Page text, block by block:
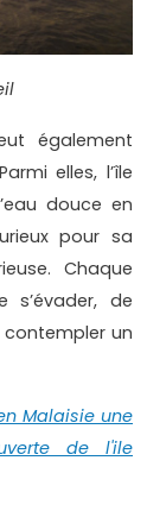
également
elles, l’île
douce en
pour sa
Chaque
s’évader, de
un
Malaisie une
de l'ile